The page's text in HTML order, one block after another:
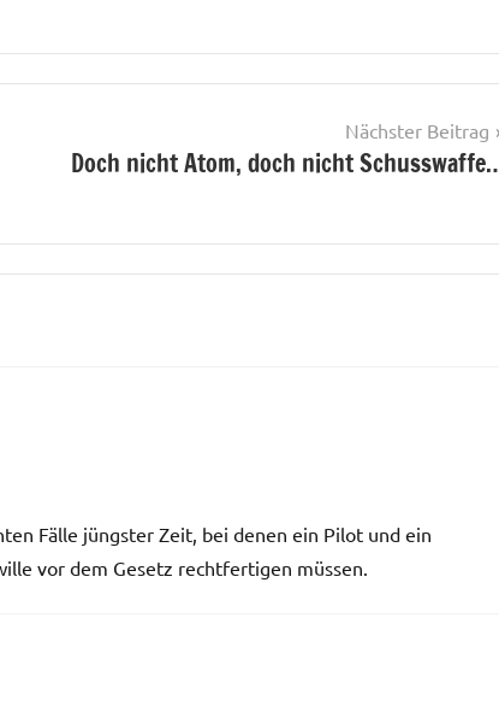
Nächster Beitrag
Doch nicht Atom, doch nicht
Fälle jüngster Zeit, bei denen ein Pilot und ein
vor dem Gesetz rechtfertigen müssen.